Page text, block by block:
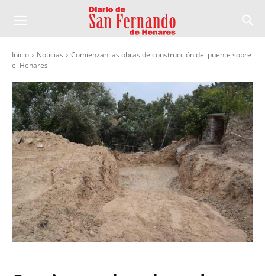
Inicio Noticias
Comienzan las obras de construcción del puente sobre
el Henares